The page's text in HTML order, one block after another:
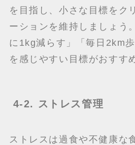
を目指し、小さな目標をク
ーションを維持しましょう
に1kg減らす」「毎日2km
を感じやすい目標がおすす
4-2. ストレス管理
ストレスは過食や不健康な